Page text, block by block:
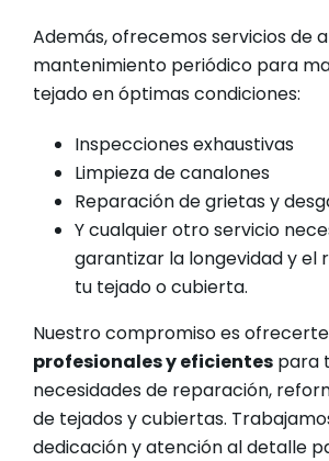
Además, ofrecemos servicios de
mantenimiento periódico para
tejado en óptimas condiciones:
Inspecciones exhaustivas
Limpieza de canalones
Reparación de grietas y
Y cualquier otro servicio
garantizar la longevidad y el
tu tejado o cubierta.
Nuestro compromiso es ofrecerte
profesionales y eficientes para
necesidades de reparación,
de tejados y cubiertas.
dedicación y atención al detalle